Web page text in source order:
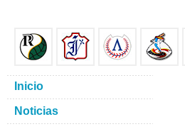
Inicio
Noticias